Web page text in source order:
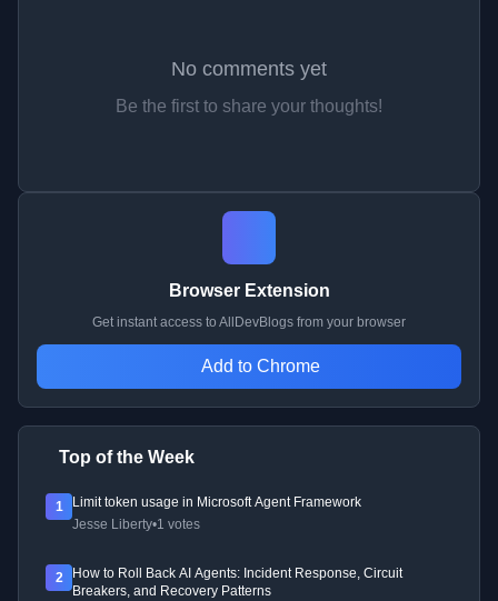
No comments yet
Be the first to share your thoughts!
Browser Extension
Get instant access to AllDevBlogs from your browser
Add to Chrome
Top of the Week
1
Limit token usage in Microsoft Agent Framework
Jesse Liberty•1 votes
2
How to Roll Back AI Agents: Incident Response, Circuit
Breakers, and Recovery Patterns